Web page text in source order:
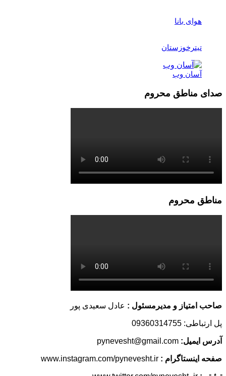
هوای بانا
تیترخوزستان
آسان وب
صدای مناطق محروم
مناطق محروم
صاحب امتیاز و مدیرمسئول : عادل سعیدی پور
پل ارتباطی: 09360314755
آدرس ایمیل:
صفحه اینستاگرام :